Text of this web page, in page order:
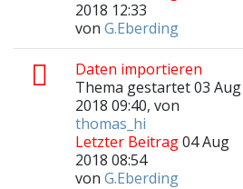
2018 12:33
von G.Eberding
Daten importieren
Thema gestartet 03 Aug
2018 09:40, von
thomas_hi
Letzter Beitrag04 Aug
2018 08:54
von G.Eberding